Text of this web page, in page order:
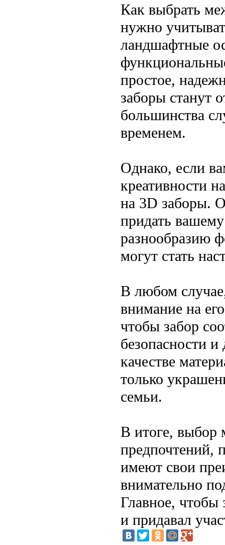
Как выбрать
нужно
ландшафтные
простое,
заборы станут
большинства
временем.
Однако, если
креативности
на 3D заборы.
придать
разнообразию
могут стать
В любом
внимание на
чтобы забор
безопасности
качестве
только
семьи.
В итоге, выбор
предпочтений,
имеют свои
внимательно
Главное, чтобы
и придавал